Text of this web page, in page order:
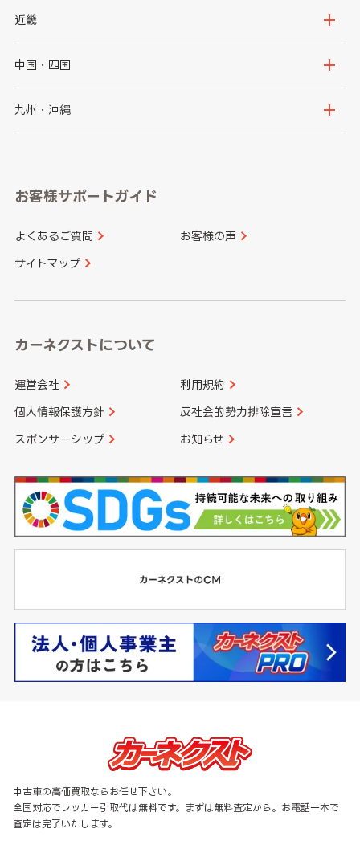
秋田県
群馬県
千葉県
新潟県
石川県
山梨県
愛知県
近畿
大阪府
京都府
和歌山県
中国・四国
鳥取県
山口県
香川県 愛媛県
九州・沖縄
長崎県
大分県 宮崎県
お客様サポートガイド
よくあるご質問 お客様の声
サイトマップ
カーネクストについて
運営会社 利用規約
個人情報保護方針 反社会的勢力排除宣言
スポンサーシップ お知らせ
中古車の高価買取ならお任せ下さい。
全国対応でレッカー引取代は無料です。まずは無料査定から。お電話一本で
査定は完了いたします。